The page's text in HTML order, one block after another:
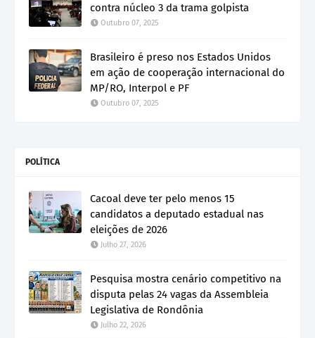
contra núcleo 3 da trama golpista
Outubro 07, 2025
Brasileiro é preso nos Estados Unidos
em ação de cooperação internacional do
MP/RO, Interpol e PF
Outubro 07, 2025
POLÍTICA
Cacoal deve ter pelo menos 15
candidatos a deputado estadual nas
eleições de 2026
Julho 27, 2026
Pesquisa mostra cenário competitivo na
disputa pelas 24 vagas da Assembleia
Legislativa de Rondônia
Julho 22, 2026